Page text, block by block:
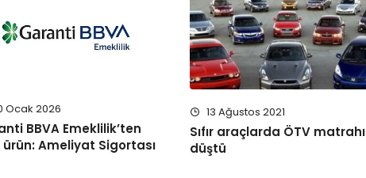
Ocak 2026
BBVA Emeklilik’ten
ürün: Ameliyat Sigortası
13 Ağustos 2021
Sıfır araçlarda ÖTV matrahı
düştü